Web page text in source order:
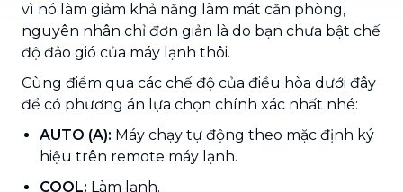
vì nó làm giảm khả năng làm mát căn phòng,
nguyên nhân chỉ đơn giản là do bạn chưa bật chế
độ đảo gió của máy lạnh thôi.
Cùng điểm qua các chế độ của điều hòa dưới đây
để có phương án lựa chọn chính xác nhất nhé:
AUTO (A): Máy chạy tự động theo mặc định ký
hiệu trên remote máy lạnh.
COOL: Làm lạnh.